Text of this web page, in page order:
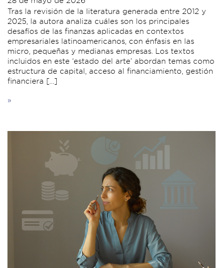
Tras la revisión de la literatura generada entre 2012 y
2025, la autora analiza cuáles son los principales
desafíos de las finanzas aplicadas en contextos
empresariales latinoamericanos, con énfasis en las
micro, pequeñas y medianas empresas. Los textos
incluidos en este ‘estado del arte’ abordan temas como
estructura de capital, acceso al financiamiento, gestión
financiera […]
»